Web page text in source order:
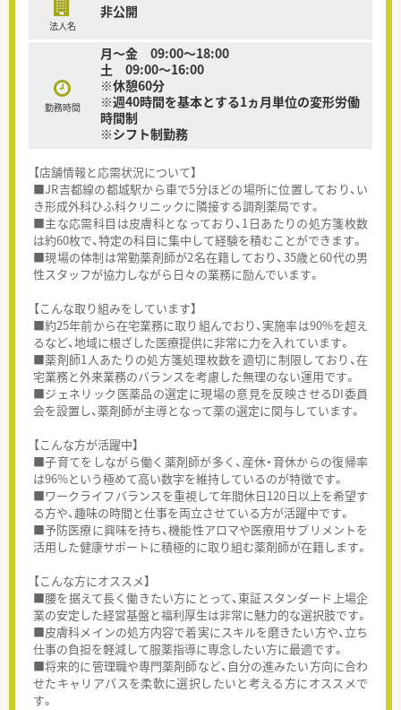
法人名
非公開
勤務時間
月～金 09:00～18:00
土 09:00～16:00
※休憩60分
※週40時間を基本とする1ヵ月単位の変形労働
時間制
※シフト制勤務
【店舗情報と応需状況について】
■JR吉都線の都城駅から車で5分ほどの場所に位置しており、い
き形成外科ひふ科クリニックに隣接する調剤薬局です。
■主な応需科目は皮膚科となっており、1日あたりの処方箋枚数
は約60枚で、特定の科目に集中して経験を積むことができます。
■現場の体制は常勤薬剤師が2名在籍しており、35歳と60代の男
性スタッフが協力しながら日々の業務に励んでいます。
【こんな取り組みをしています】
■約25年前から在宅業務に取り組んでおり、実施率は90%を超え
るなど、地域に根ざした医療提供に非常に力を入れています。
■薬剤師1人あたりの処方箋処理枚数を適切に制限しており、在
宅業務と外来業務のバランスを考慮した無理のない運用です。
■ジェネリック医薬品の選定に現場の意見を反映させるDI委員
会を設置し、薬剤師が主導となって薬の選定に関与しています。
【こんな方が活躍中】
■子育てをしながら働く薬剤師が多く、産休・育休からの復帰率
は96%という極めて高い数字を維持しているのが特徴です。
■ワークライフバランスを重視して年間休日120日以上を希望す
る方や、趣味の時間と仕事を両立させている方が活躍中です。
■予防医療に興味を持ち、機能性アロマや医療用サプリメントを
活用した健康サポートに積極的に取り組む薬剤師が在籍します。
【こんな方にオススメ】
■腰を据えて長く働きたい方にとって、東証スタンダード上場企
業の安定した経営基盤と福利厚生は非常に魅力的な選択肢です。
■皮膚科メインの処方内容で着実にスキルを磨きたい方や、立ち
仕事の負担を軽減して服薬指導に専念したい方に最適です。
■将来的に管理職や専門薬剤師など、自分の進みたい方向に合わ
せたキャリアパスを柔軟に選択したいと考える方にオススメで
す。